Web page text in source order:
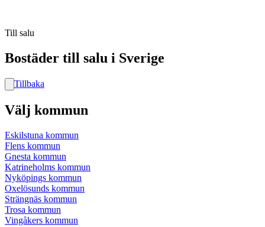
Till salu
Bostäder till salu i Sverige
Tillbaka
Välj kommun
Eskilstuna kommun
Flens kommun
Gnesta kommun
Katrineholms kommun
Nyköpings kommun
Oxelösunds kommun
Strängnäs kommun
Trosa kommun
Vingåkers kommun